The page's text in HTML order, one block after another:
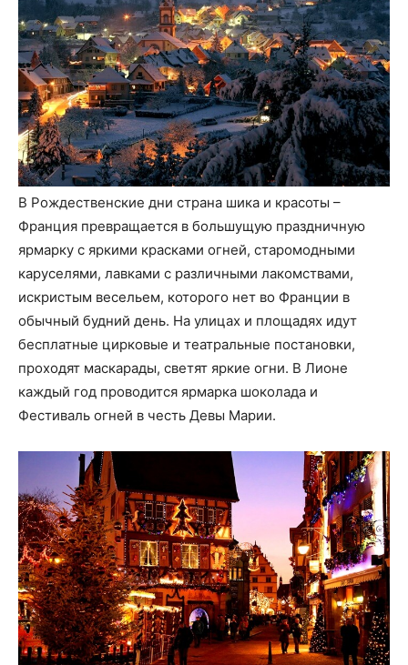
В Рождественские дни страна шика и красоты –
Франция превращается в большущую праздничную
ярмарку с яркими красками огней, старомодными
каруселями, лавками с различными лакомствами,
искристым весельем, которого нет во Франции в
обычный будний день. На улицах и площадях идут
бесплатные цирковые и театральные постановки,
проходят маскарады, светят яркие огни. В Лионе
каждый год проводится ярмарка шоколада и
Фестиваль огней в честь Девы Марии.